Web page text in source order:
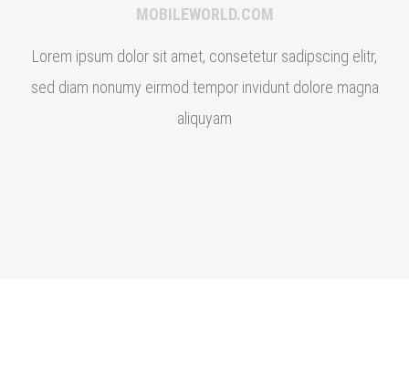
MOBILEWORLD.COM
Lorem ipsum dolor sit amet, consetetur sadipscing elitr,
sed diam nonumy eirmod tempor invidunt dolore magna
aliquyam